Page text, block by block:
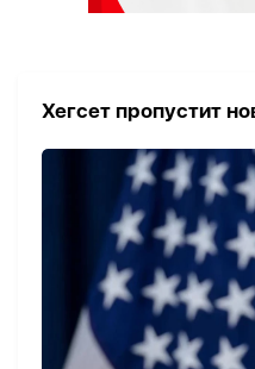
Хегсет пропустит